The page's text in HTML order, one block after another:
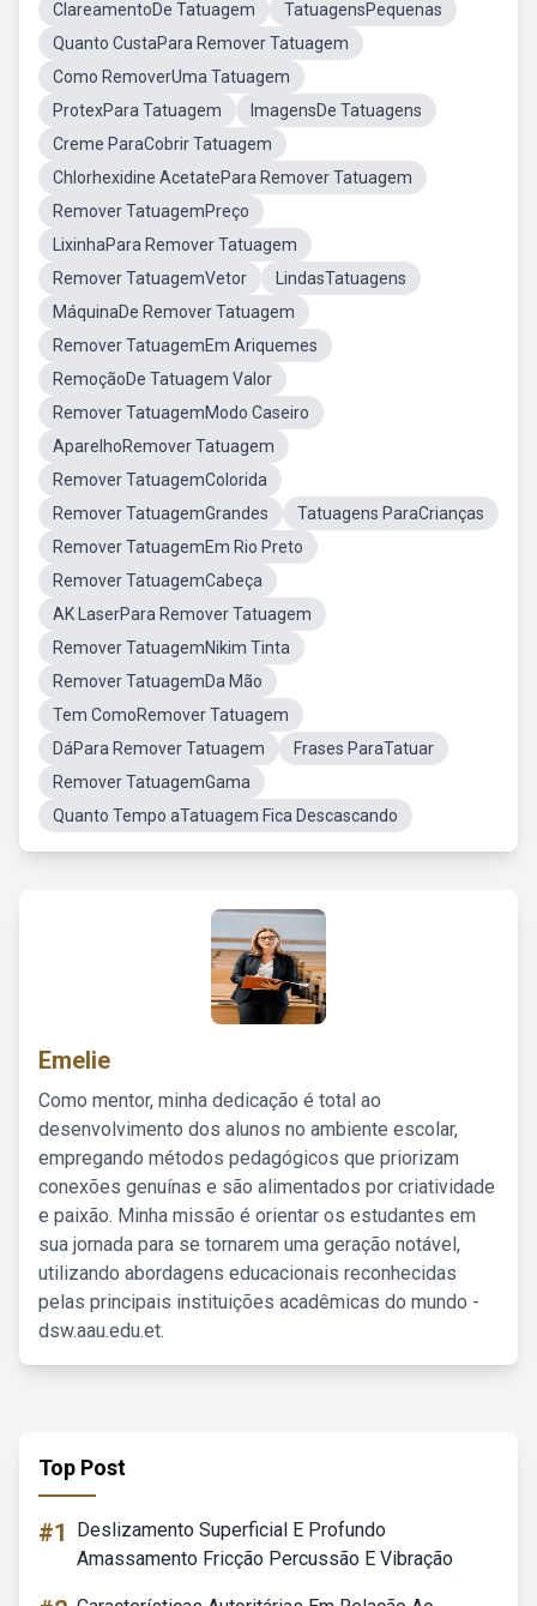
ClareamentoDe Tatuagem
TatuagensPequenas
Quanto CustaPara Remover Tatuagem
Como RemoverUma Tatuagem
ProtexPara Tatuagem
ImagensDe Tatuagens
Creme ParaCobrir Tatuagem
Chlorhexidine AcetatePara Remover Tatuagem
Remover TatuagemPreço
LixinhaPara Remover Tatuagem
Remover TatuagemVetor
LindasTatuagens
MáquinaDe Remover Tatuagem
Remover TatuagemEm Ariquemes
RemoçãoDe Tatuagem Valor
Remover TatuagemModo Caseiro
AparelhoRemover Tatuagem
Remover TatuagemColorida
Remover TatuagemGrandes
Tatuagens ParaCrianças
Remover TatuagemEm Rio Preto
Remover TatuagemCabeça
AK LaserPara Remover Tatuagem
Remover TatuagemNikim Tinta
Remover TatuagemDa Mão
Tem ComoRemover Tatuagem
DáPara Remover Tatuagem
Frases ParaTatuar
Remover TatuagemGama
Quanto Tempo aTatuagem Fica Descascando
Emelie
Como mentor, minha dedicação é total ao
desenvolvimento dos alunos no ambiente escolar,
empregando métodos pedagógicos que priorizam
conexões genuínas e são alimentados por criatividade
e paixão. Minha missão é orientar os estudantes em
sua jornada para se tornarem uma geração notável,
utilizando abordagens educacionais reconhecidas
pelas principais instituições acadêmicas do mundo -
dsw.aau.edu.et.
Top Post
#1
Deslizamento Superficial E Profundo
Amassamento Fricção Percussão E Vibração